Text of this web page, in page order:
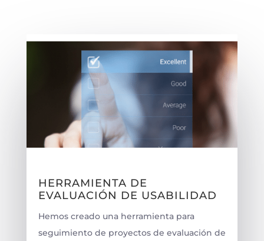
HERRAMIENTA DE
EVALUACIÓN DE USABILIDAD
Hemos creado una herramienta para
seguimiento de proyectos de evaluación de